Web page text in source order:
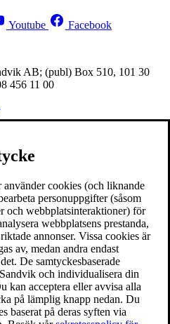
Youtube Facebook
AB; (publ) Box 510, 101 30
456 11 00
cookies (och liknande
personuppgifter (såsom
och webbplatsinteraktioner) för
webbplatsens prestanda,
annonser. Vissa cookies är
av, medan andra endast
De samtyckesbaserade
och individualisera din
kan acceptera eller avvisa alla
på lämplig knapp nedan. Du
baserat på deras syften via